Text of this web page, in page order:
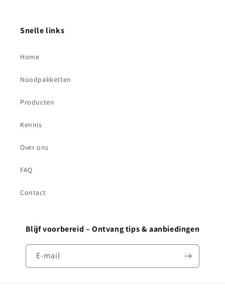
Snelle links
Home
Noodpakketten
Producten
Kennis
Over ons
FAQ
Contact
Blijf voorbereid – Ontvang tips & aanbiedingen
E‑mail